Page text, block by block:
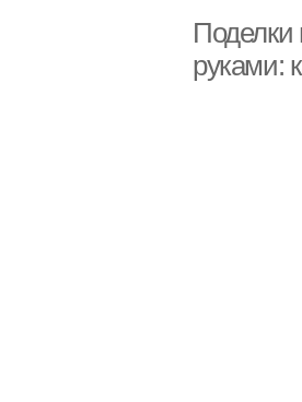
Поделки
руками: